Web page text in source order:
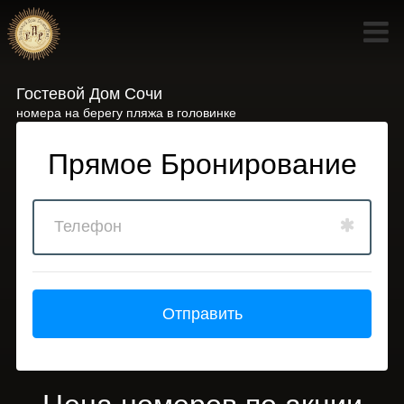
Гостевой Дом Сочи
номера на берегу пляжа в головинке
Прямое Бронирование
Отправить